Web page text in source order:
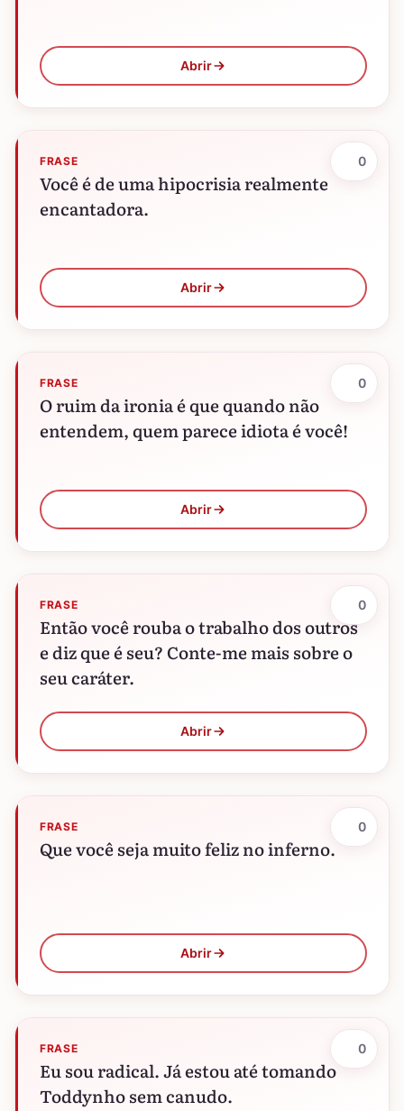
Abrir
FRASE
Você é de uma hipocrisia realmente
encantadora.
Abrir
0
FRASE
O ruim da ironia é que quando não
entendem, quem parece idiota é você!
Abrir
0
FRASE
Então você rouba o trabalho dos outros
e diz que é seu? Conte-me mais sobre o
seu caráter.
Abrir
0
FRASE
Que você seja muito feliz no inferno.
Abrir
0
FRASE
Eu sou radical. Já estou até tomando
Toddynho sem canudo.
0